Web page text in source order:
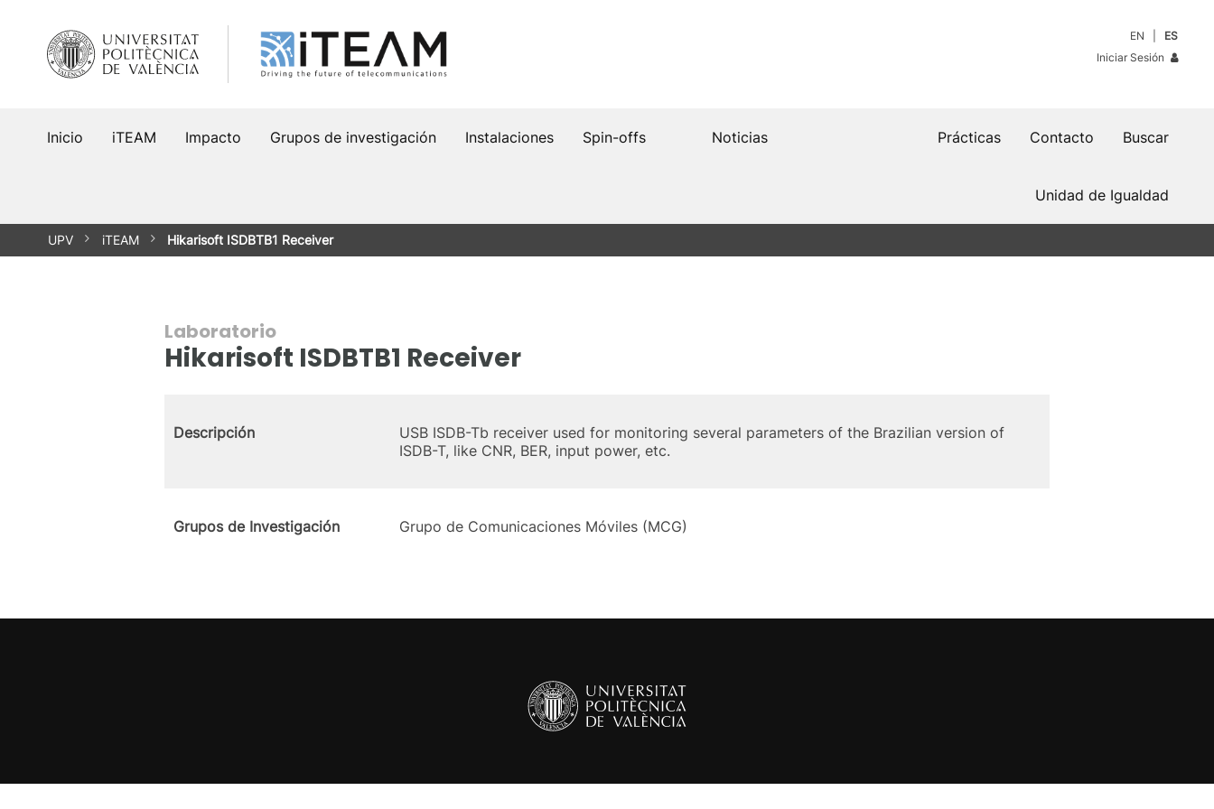
contenido
EN
ES
Iniciar Sesión
Inicio iTEAM Impacto Grupos de investigación Instalaciones Spin-offs Buscar
Contacto
Prácticas
Noticias
Unidad de Igualdad
UPV iTEAM Hikarisoft ISDBTB1 Receiver
Laboratorio
Hikarisoft ISDBTB1 Receiver
Descripción
USB ISDB-Tb receiver used for monitoring several parameters of the Brazilian version of
ISDB-T, like CNR, BER, input power, etc.
Grupos de Investigación Grupo de Comunicaciones Móviles (MCG)